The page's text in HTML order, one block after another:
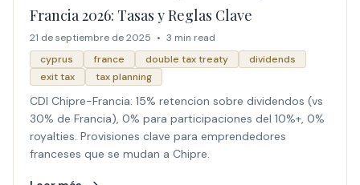
Francia 2026: Tasas y Reglas Clave
21 de septiembre de 2025 • 3 min read
cyprus
france double tax treaty
dividends
exit tax
tax planning
CDI Chipre-Francia: 15% retencion sobre dividendos (vs
30% de Francia), 0% para participaciones del 10%+, 0%
royalties. Provisiones clave para emprendedores
franceses que se mudan a Chipre.